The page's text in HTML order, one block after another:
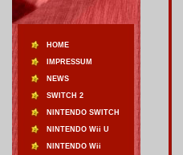
HOME
IMPRESSUM
NEWS
SWITCH 2
NINTENDO SWITCH
NINTENDO Wii U
NINTENDO Wii